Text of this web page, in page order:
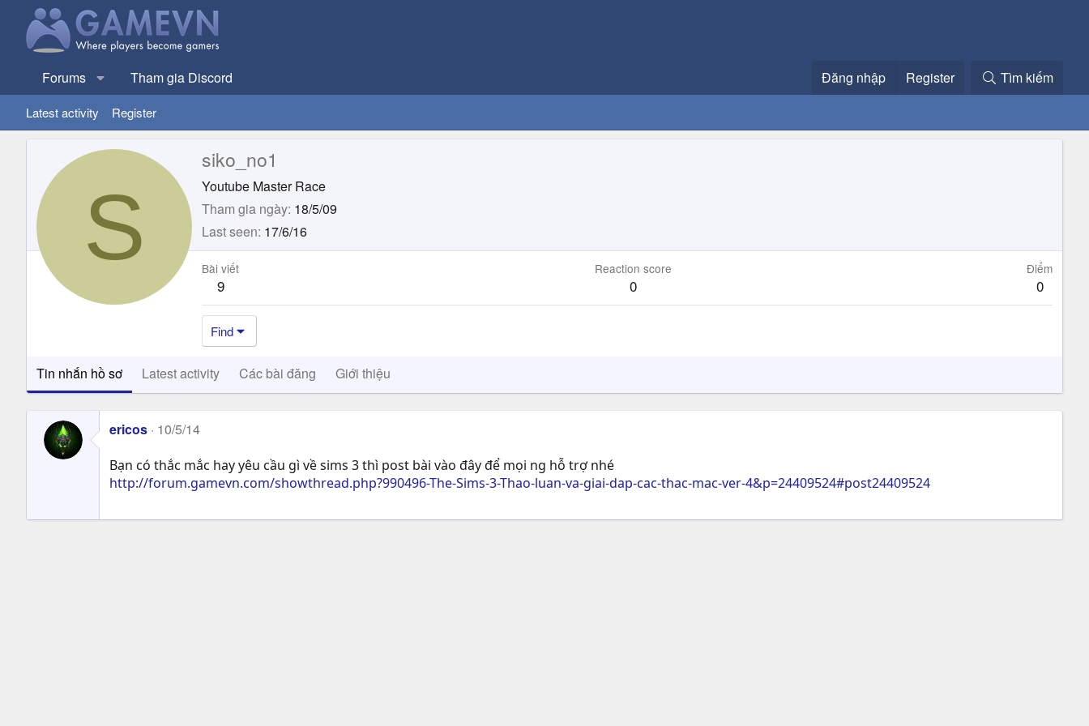
Forums Tham gia Discord Đăng nhập Register Tìm kiếm
Latest activity Register
S
siko_no1
Youtube Master Race
Tham gia ngày 18/5/09
Last seen 17/6/16
Bài viết
9
Reaction score
0
Điểm
0
Find
Tin nhắn hồ sơ Latest activity Các bài đăng Giới thiệu
ericos 10/5/14
Bạn có thắc mắc hay yêu cầu gì về sims 3 thì post bài vào đây để mọi ng hỗ trợ nhé
http://forum.gamevn.com/showthread.php?990496-The-Sims-3-Thao-luan-va-giai-dap-cac-thac-mac-ver-4&p=24409524#post24409524